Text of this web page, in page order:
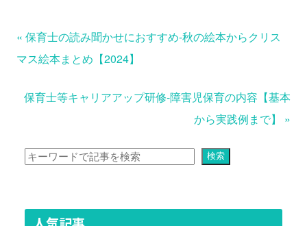
« 保育士の読み聞かせにおすすめ-秋の絵本からクリス
マス絵本まとめ【2024】
保育士等キャリアアップ研修-障害児保育の内容【基本
から実践例まで】
»
検索 検索